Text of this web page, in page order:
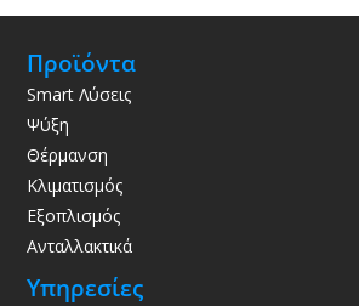
Προϊόντα
Smart Λύσεις
Ψύξη
Θέρμανση
Κλιματισμός
Εξοπλισμός
Ανταλλακτικά
Υπηρεσίες